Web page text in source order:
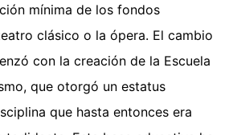
mínima de los fondos
clásico o la ópera. El cambio
con la creación de la Escuela
que otorgó un estatus
que hasta entonces era